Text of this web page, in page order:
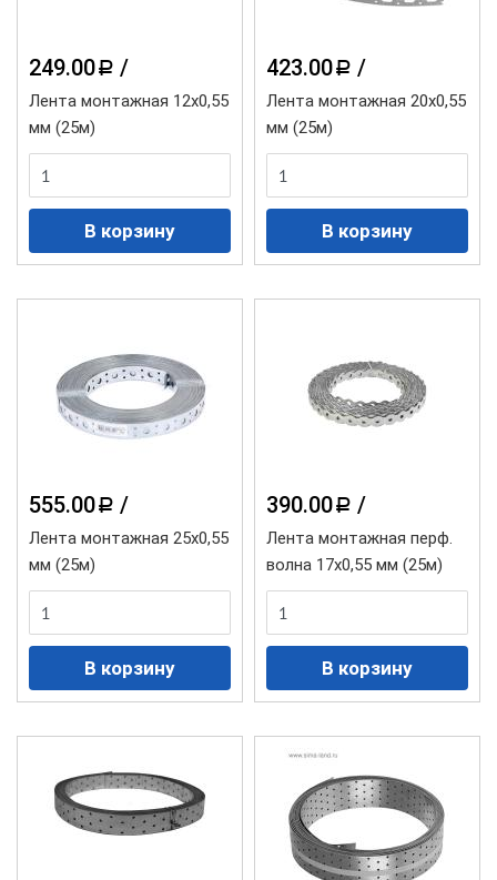
249.00 a /
Лента монтажная 12х0,55
мм (25м)
423.00 a /
Лента монтажная 20х0,55
мм (25м)
555.00 a /
Лента монтажная 25х0,55
мм (25м)
390.00 a /
Лента монтажная перф.
волна 17х0,55 мм (25м)